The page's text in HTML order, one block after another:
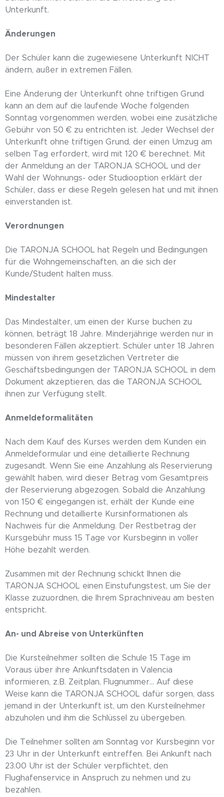
Unterkunft.
Änderungen
Der Schüler kann die zugewiesene Unterkunft NICHT
ändern, außer in extremen Fällen.
Eine Änderung der Unterkunft ohne triftigen Grund
kann an dem auf die laufende Woche folgenden
Sonntag vorgenommen werden, wobei eine zusätzliche
Gebühr von 50 € zu entrichten ist. Jeder Wechsel der
Unterkunft ohne triftigen Grund, der einen Umzug am
selben Tag erfordert, wird mit 120 € berechnet. Mit
der Anmeldung an der TARONJA SCHOOL und der
Wahl der Wohnungs- oder Studiooption erklärt der
Schüler, dass er diese Regeln gelesen hat und mit ihnen
einverstanden ist.
Verordnungen
Die TARONJA SCHOOL hat Regeln und Bedingungen
für die Wohngemeinschaften, an die sich der
Kunde/Student halten muss.
Mindestalter
Das Mindestalter, um einen der Kurse buchen zu
können, beträgt 18 Jahre. Minderjährige werden nur in
besonderen Fällen akzeptiert. Schüler unter 18 Jahren
müssen von ihrem gesetzlichen Vertreter die
Geschäftsbedingungen der TARONJA SCHOOL in dem
Dokument akzeptieren, das die TARONJA SCHOOL
ihnen zur Verfügung stellt.
Anmeldeformalitäten
Nach dem Kauf des Kurses werden dem Kunden ein
Anmeldeformular und eine detaillierte Rechnung
zugesandt. Wenn Sie eine Anzahlung als Reservierung
gewählt haben, wird dieser Betrag vom Gesamtpreis
der Reservierung abgezogen. Sobald die Anzahlung
von 150 € eingegangen ist, erhält der Kunde eine
Rechnung und detaillierte Kursinformationen als
Nachweis für die Anmeldung. Der Restbetrag der
Kursgebühr muss 15 Tage vor Kursbeginn in voller
Höhe bezahlt werden.
Zusammen mit der Rechnung schickt Ihnen die
TARONJA SCHOOL einen Einstufungstest, um Sie der
Klasse zuzuordnen, die Ihrem Sprachniveau am besten
entspricht.
An- und Abreise von Unterkünften
Die Kursteilnehmer sollten die Schule 15 Tage im
Voraus über ihre Ankunftsdaten in Valencia
informieren, z.B. Zeitplan, Flugnummer… Auf diese
Weise kann die TARONJA SCHOOL dafür sorgen, dass
jemand in der Unterkunft ist, um den Kursteilnehmer
abzuholen und ihm die Schlüssel zu übergeben.
Die Teilnehmer sollten am Sonntag vor Kursbeginn vor
23 Uhr in der Unterkunft eintreffen. Bei Ankunft nach
23.00 Uhr ist der Schüler verpflichtet, den
Flughafenservice in Anspruch zu nehmen und zu
bezahlen.